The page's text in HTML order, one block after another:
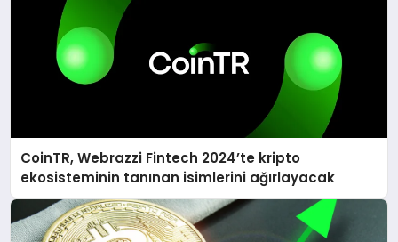
CoinTR, Webrazzi Fintech 2024’te kripto
ekosisteminin tanınan isimlerini ağırlayacak